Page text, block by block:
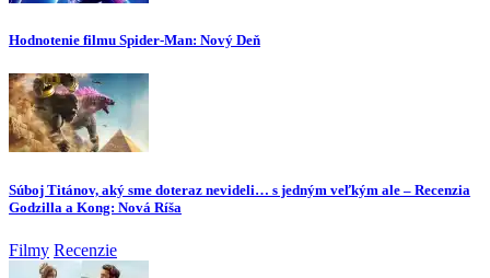
Hodnotenie filmu Spider-Man: Nový Deň
Súboj Titánov, aký sme doteraz nevideli… s jedným veľkým ale – Recenzia
Godzilla a Kong: Nová Ríša
Filmy Recenzie